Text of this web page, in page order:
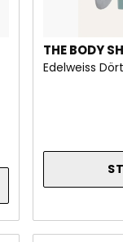
THE BODY
Edelweiss